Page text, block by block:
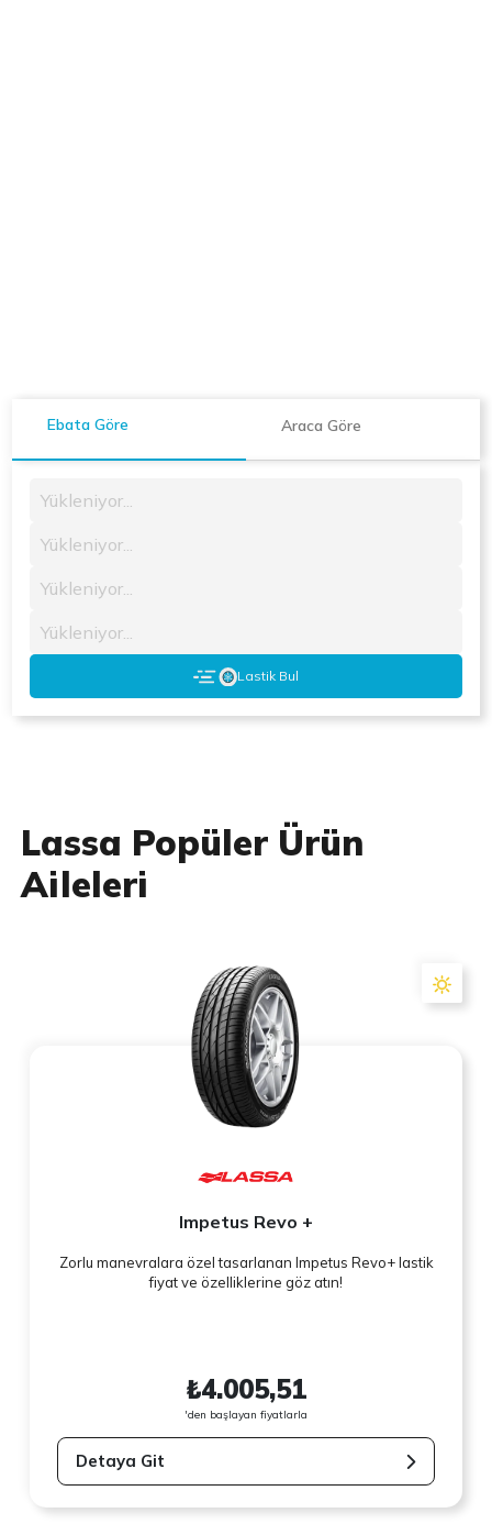
Ebata Göre Araca Göre
Yükleniyor...
Yükleniyor...
Yükleniyor...
Yükleniyor...
Lastik Bul
Lassa Popüler Ürün
Aileleri
Impetus Revo +
Zorlu manevralara özel tasarlanan Impetus Revo+ lastik
fiyat ve özelliklerine göz atın!
₺4.005,51
'den başlayan fiyatlarla
Detaya Git